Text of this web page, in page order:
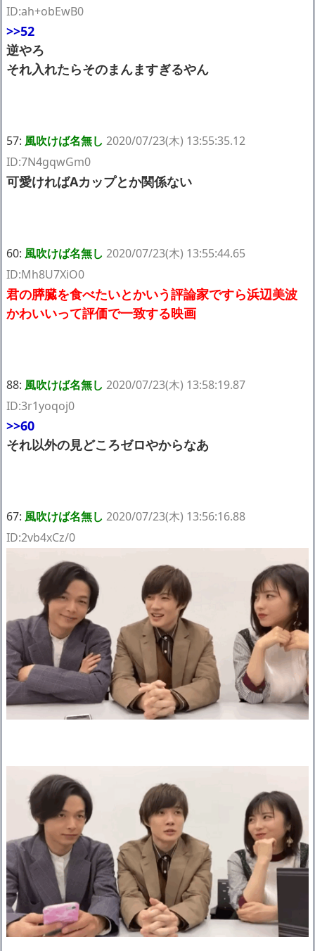
ID:ah+obEwB0
>>52
逆やろ
それ入れたらそのまんますぎるやん
57: 風吹けば名無し 2020/07/23(木) 13:55:35.12
ID:7N4gqwGm0
可愛ければAカップとか関係ない
60: 風吹けば名無し 2020/07/23(木) 13:55:44.65
ID:Mh8U7XiO0
君の膵臓を食べたいとかいう評論家ですら浜辺美波
かわいいって評価で一致する映画
88: 風吹けば名無し 2020/07/23(木) 13:58:19.87
ID:3r1yoqoj0
>>60
それ以外の見どころゼロやからなあ
67: 風吹けば名無し 2020/07/23(木) 13:56:16.88
ID:2vb4xCz/0